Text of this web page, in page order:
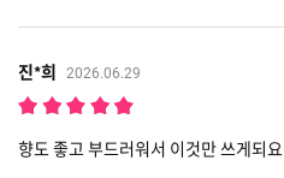
진*희 2026.06.29
향도 좋고 부드러워서 이것만 쓰게되요